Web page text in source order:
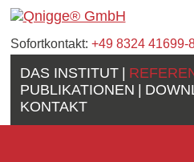
Sofortkontakt: +49 8324 41699-
DAS INSTITUT
PUBLIKATIONEN
KONTAKT